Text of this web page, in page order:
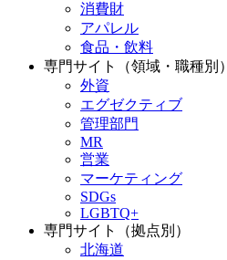
消費財
アパレル
食品・飲料
専門サイト（領域・職種別）
外資
エグゼクティブ
管理部門
MR
営業
マーケティング
SDGs
LGBTQ+
専門サイト（拠点別）
北海道